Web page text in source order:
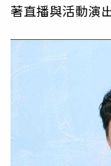
著直播與活動演